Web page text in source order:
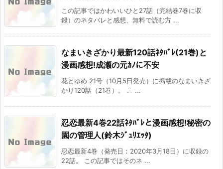
この記事ではかわいいひと27話（完結巻7巻に収
録）のネタバレと感想、無料で読む方 ...
なまいきざかり最新120話ﾈﾀﾊﾞﾚ(21巻)と
漫画感想!成瀬の元ｶﾉに不安
花とゆめ 21号（10月5日発売）に掲載のなまいきざ
かり120話（21巻）。 こ ...
忍恋最新4巻22話ﾈﾀﾊﾞﾚと漫画感想!秘密の
園の管理人(鈴木ｼﾞｭﾘｴｯﾀ)
忍恋最新4巻（発売日：2020年3月18日）に収録の
22話。 この記事ではそのネ ...